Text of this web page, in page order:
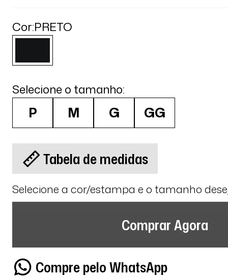
Cor:PRETO
Selecione o tamanho:
P M G GG
Tabela de medidas
Selecione a cor/estampa e o tamanho
Comprar Agora
Compre pelo WhatsApp